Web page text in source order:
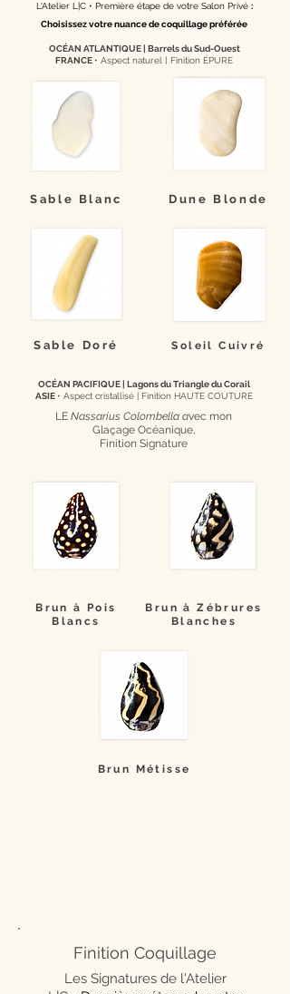
L'Atelier L|C • Première étape de votre Salon Privé :
Choisissez votre nuance de coquillage préférée
OCÉAN ATLANTIQUE | Barrels du Sud-Ouest
FRANCE • Aspect naturel [ Finition ÉPURE
Sable Blanc
Sable Doré
Dune Blonde
Soleil Cuivré
OCÉAN PACIFIQUE | Lagons du Triangle du Corail
ASIE • Aspect cristallisé | Finition HAUTE COUTURE
LE Nassarius Colombella avec mon
Glaçage Océanique,
Finition Signature
Brun à Pois
Blancs
Brun à Zébrures
Blanches
Brun Métisse
Finition Coquillage
Les Signatures de l'Atelier